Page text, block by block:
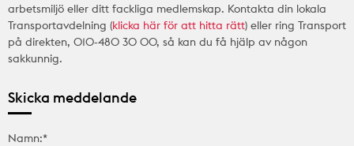
arbetsmiljö eller ditt fackliga medlemskap. Kontakta din lokala
Transportavdelning (klicka här för att hitta rätt) eller ring Transport
på direkten, 010-480 30 00, så kan du få hjälp av någon
sakkunnig.
Skicka meddelande
Namn:*